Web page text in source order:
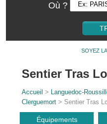
Où ?
SOYEZ
Sentier Tras
Accueil > Languedoc-
Clerguemort > Sentier Tras
Équipements